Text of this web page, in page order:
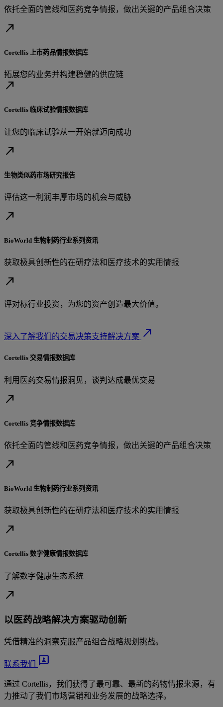
依托全面的管线和医药竞争情报，做出关键的产品组合决策
north_east
Cortellis 上市药品情报数据库
拓展您的业务并构建稳健的供应链
north_east
Cortellis 临床试验情报数据库
让您的临床试验从一开始就迈向成功
north_east
生物类似药市场研究报告
评估这一利润丰厚市场的机会与威胁
north_east
BioWorld 生物制药行业系列资讯
获取极具创新性的在研疗法和医疗技术的实用情报
north_east
评对标行业投资，为您的资产创造最大价值。
深入了解我们的交易决策支持解决方案 north_east
Cortellis 交易情报数据库
利用医药交易情报洞见，谈判达成最优交易
north_east
Cortellis 竞争情报数据库
依托全面的管线和医药竞争情报，做出关键的产品组合决策
north_east
BioWorld 生物制药行业系列资讯
获取极具创新性的在研疗法和医疗技术的实用情报
north_east
Cortellis 数字健康情报数据库
了解数字健康生态系统
north_east
以医药战略解决方案驱动创新
凭借精准的洞察克服产品组合战略规划挑战。
联系我们 3p
通过 Cortellis，我们获得了最可靠、最新的药物情报来源，有
力推动了我们市场营销和业务发展的战略选择。